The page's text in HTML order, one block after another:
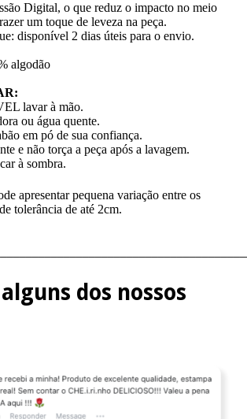
Digital, o que reduz o impacto no meio
um toque de leveza na peça.
disponível 2 dias úteis para o envio.
algodão
lavar à mão.
ou água quente.
em pó de sua confiança.
e não torça a peça após a lavagem.
à sombra.
apresentar pequena variação entre os
tolerância de até 2cm.
dos nossos